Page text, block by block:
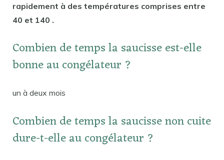
rapidement à des températures comprises entre
40 et 140 .
Combien de temps la saucisse est-elle
bonne au congélateur ?
un à deux mois
Combien de temps la saucisse non cuite
dure-t-elle au congélateur ?